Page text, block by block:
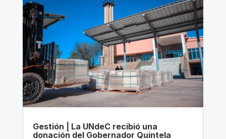
Gestión | La UNdeC recibió una
donación del Gobernador Quintela